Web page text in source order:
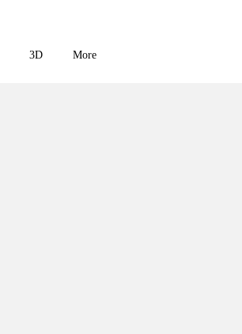
3D More